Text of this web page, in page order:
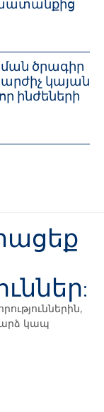
ծրագիր
կայան
ինժեների
կապ